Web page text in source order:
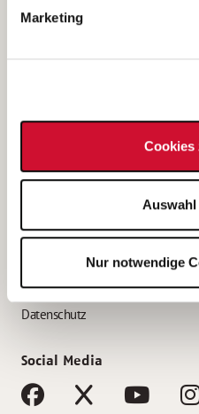
Marketing
Cookies
Nur notwendige
Bewerbung als
Bewerbung als Erzieher*in
AWO Gliederungen nach
Impressum
Datenschutz
Social Media